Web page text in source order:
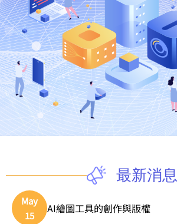
最新消息
May
15
AI繪圖工具的創作與版權